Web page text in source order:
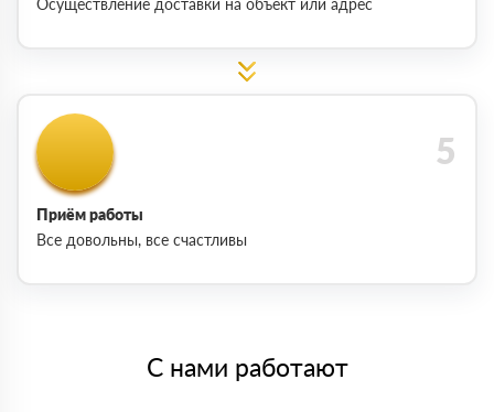
Осуществление доставки на объект или адрес
Приём работы
Все довольны, все счастливы
С нами работают